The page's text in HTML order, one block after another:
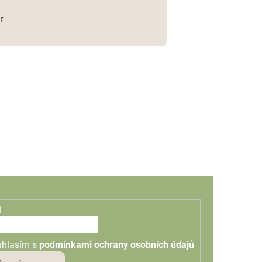
s podmínkami ochrany osobních údajů